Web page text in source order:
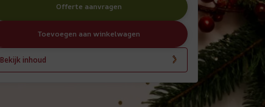
Offerte aanvragen
Toevoegen aan winkelwagen
Bekijk inhoud